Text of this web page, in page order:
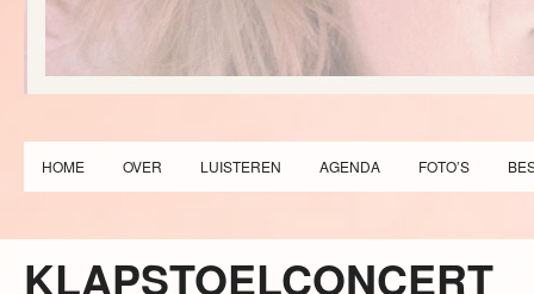
HOME OVER LUISTEREN AGENDA FOTO’S
KLAPSTOELCONCERT